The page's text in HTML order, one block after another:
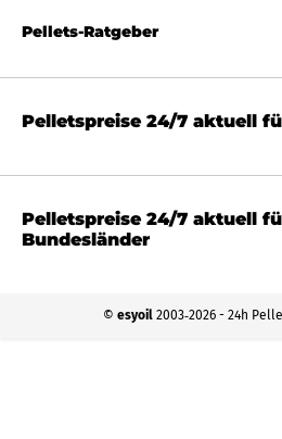
Pellets-Ratgeber
Pelletspreise 24/7 aktuell
Pelletspreise 24/7 aktuell
Bundesländer
© esyoil 2003‐2026 - 24h